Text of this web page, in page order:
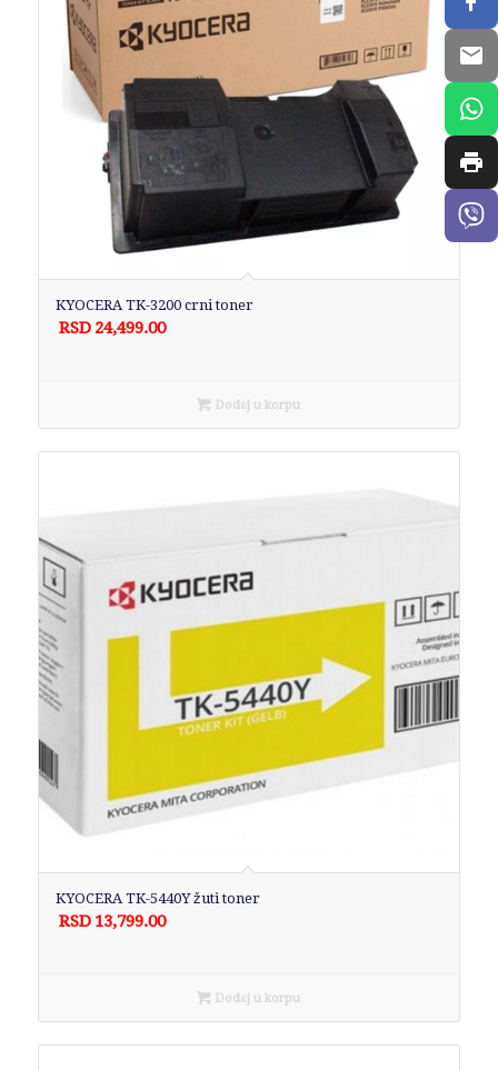
KYOCERA TK-3200 crni toner
RSD 24,499.00
Dodaj u korpu
KYOCERA TK-5440Y žuti toner
RSD 13,799.00
Dodaj u korpu